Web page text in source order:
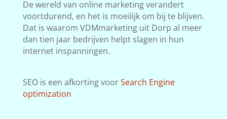
De wereld van online marketing verandert
voortdurend, en het is moeilijk om bij te blijven.
Dat is waarom VDMmarketing uit Dorp al meer
dan tien jaar bedrijven helpt slagen in hun
internet inspanningen.
SEO is een afkorting voorSearch Engine
optimization